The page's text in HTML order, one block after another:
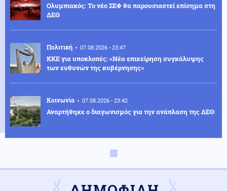
Ολυμπιακός: Το νέο ΣΕΦ θα παρουσιαστεί επίσημα στη
ΔΕΘ
Πολιτική 07.08.2026 - 23:47
ΚΚΕ για υποκλοπές: «Νέα επιχείρηση συγκάλυψης
των ευθυνών της κυβέρνησης»
Κοινωνία 07.08.2026 - 23:42
Αναρτήθηκε ο διαγωνισμός για την ανάπλαση της ΔΕΘ